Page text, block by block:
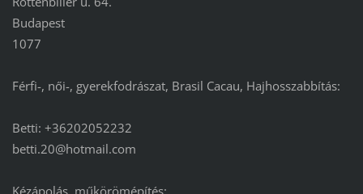
Budapest
1077
Férfi-, női-, gyerekfodrászat, Brasil Cacau, Hajhosszabbítás:
Betti: +36202052232
betti.20@hotmail.com